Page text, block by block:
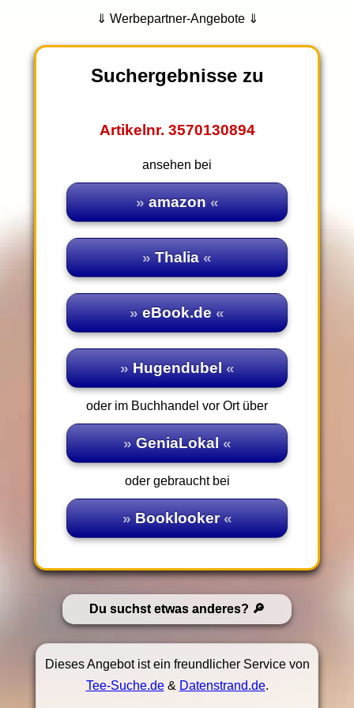
⇓ Werbepartner-Angebote ⇓
Suchergebnisse zu
Artikelnr. 3570130894
ansehen bei
amazon
Thalia
eBook.de
Hugendubel
oder im Buchhandel vor Ort über
GeniaLokal
oder gebraucht bei
Booklooker
Du suchst etwas anderes?
Dieses Angebot ist ein freundlicher Service von
Tee-Suche.de& Datenstrand.de.